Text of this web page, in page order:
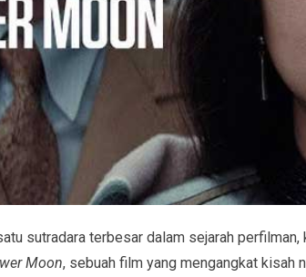
sutradara terbesar dalam sejarah
Moon, sebuah film yang mengangkat kisah